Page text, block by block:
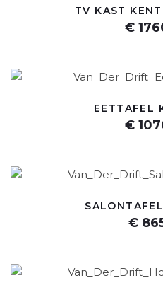
TV KAST
€
EETTAFEL
€
€